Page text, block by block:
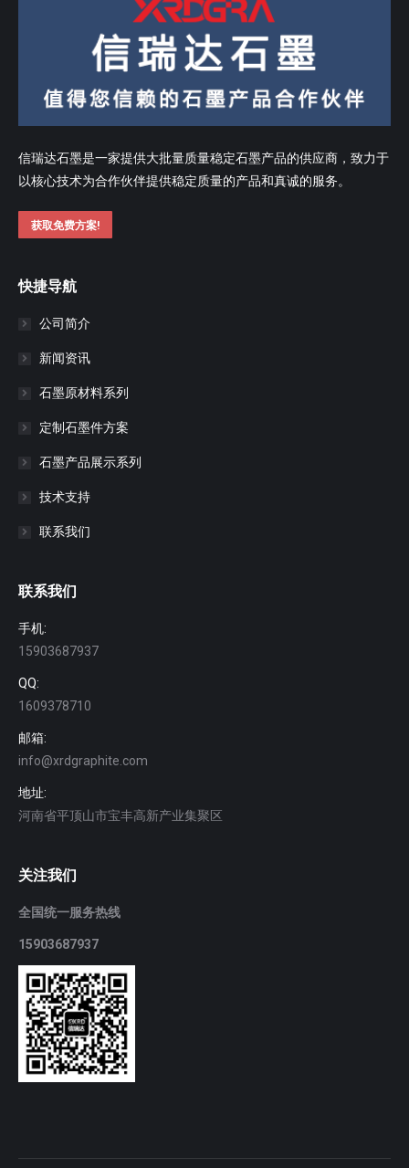
信瑞达石墨是一家提供大批量质量稳定石墨产品的供应商，致力于
以核心技术为合作伙伴提供稳定质量的产品和真诚的服务。
获取免费方案!
快捷导航
公司简介
新闻资讯
石墨原材料系列
定制石墨件方案
石墨产品展示系列
技术支持
联系我们
联系我们
手机:
15903687937
QQ:
1609378710
邮箱:
info@xrdgraphite.com
地址:
河南省平顶山市宝丰高新产业集聚区
关注我们
全国统一服务热线
15903687937